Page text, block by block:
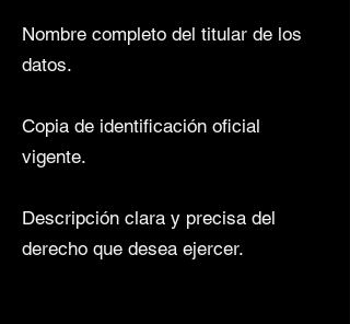
Nombre completo del titular de los
datos.
Copia de identificación oficial
vigente.
Descripción clara y precisa del
derecho que desea ejercer.